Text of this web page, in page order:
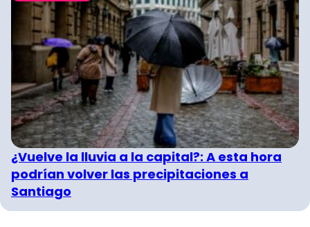
¿Vuelve la lluvia a la capital?: A esta hora
podrían volver las precipitaciones a
Santiago